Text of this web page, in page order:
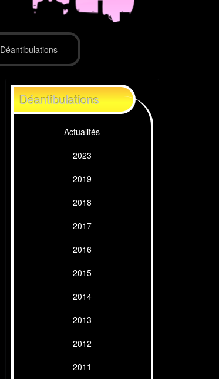
Déantibulations
Déantibulations
Actualités
2023
2019
2018
2017
2016
2015
2014
2013
2012
2011